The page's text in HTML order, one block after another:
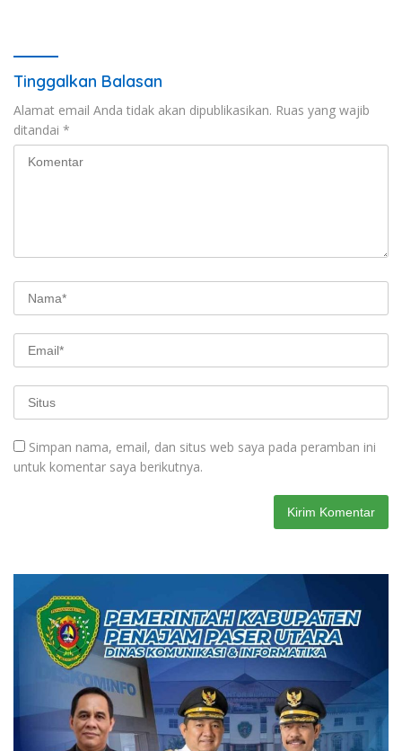
Tinggalkan Balasan
Alamat email Anda tidak akan dipublikasikan. Ruas yang wajib
ditandai *
Simpan nama, email, dan situs web saya pada peramban ini
untuk komentar saya berikutnya.